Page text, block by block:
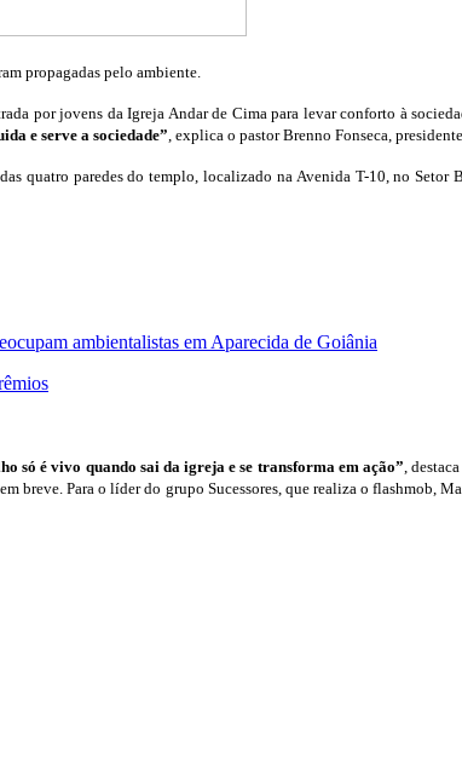
propagadas pelo ambiente.
por jovens da Igreja Andar de Cima para levar conforto à
e serve a sociedade”, explica o pastor Brenno Fonseca,
quatro paredes do templo, localizado na Avenida T-10, no Setor
ambientalistas em Aparecida de Goiânia
só é vivo quando sai da igreja e se transforma em ação”,
breve.Para o líder do grupo Sucessores, que realiza o flashmob,